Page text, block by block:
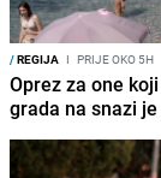
/REGIJA I PRIJE OKO 5H
Oprez za one
grada na snazi